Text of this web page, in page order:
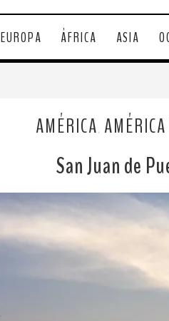
EUROPA ÁFRICA ASIA
AMÉRICA
San Juan de